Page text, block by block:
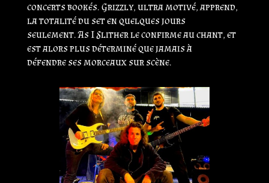
concerts bookés. Grizzly, ultra motivé, apprend,
la totalité du set en quelques jours
seulement. As I Slither le confirme au chant, et
est alors plus déterminé que jamais à
défendre ses morceaux sur scène.